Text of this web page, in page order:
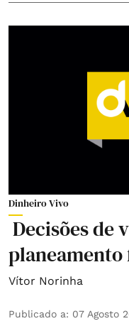
Dinheiro Vivo
Decisões de
Vítor Norinha
Publicado a: 07 Agosto